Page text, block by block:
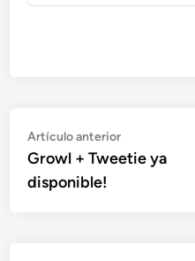
Navegación
de
entradas
Artículo anteriorArtículo
anterior:
Growl + Tweetie ya
disponible!